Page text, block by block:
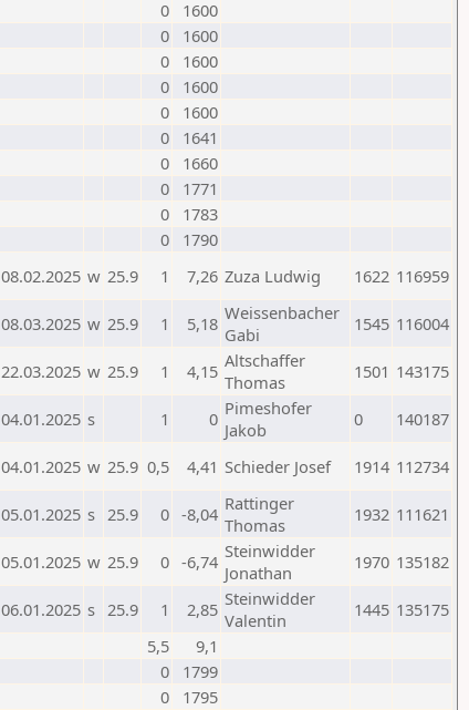
0
1600
0
1600
0
1600
0
1600
0
1600
0
1641
0
1660
0
1771
0
1783
0
1790
08.02.2025 w 25.9 1 7,26 Zuza Ludwig 1622 116959
08.03.2025 w 25.9 1 5,18 Weissenbacher
Gabi
1545 116004
22.03.2025 w 25.9 1 4,15 Altschaffer
Thomas
1501 143175
04.01.2025 s 1 0 Pimeshofer
Jakob
0 140187
04.01.2025 w 25.9 0,5 4,41 Schieder Josef 1914 112734
05.01.2025 s 25.9 0 -8,04 Rattinger
Thomas
1932 111621
05.01.2025 w 25.9 0 -6,74 Steinwidder
Jonathan
1970 135182
06.01.2025 s 25.9 1 2,85 Steinwidder
Valentin
1445 135175
5,5
9,1
0
1799
0 1795